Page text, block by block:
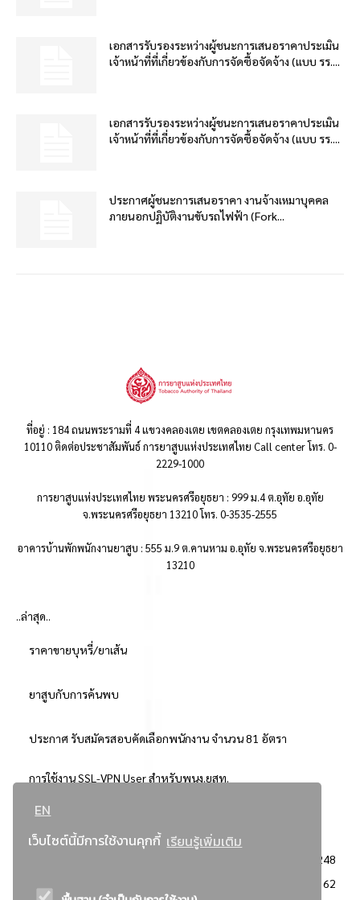
EN
เว็บไซต์นี้มีการใช้งานคุกกี้ เรียนรู้เพิ่มเติม
เอกสารรับรองระหว่างผู้ชนะการเสนอราคาประเมิน
เจ้าหน้าที่ที่เกี่ยวข้องกับการจัดซื้อจัดจ้าง (แบบ รร....
เอกสารรับรองระหว่างผู้ชนะการเสนอราคาประเมิน
เจ้าหน้าที่ที่เกี่ยวข้องกับการจัดซื้อจัดจ้าง (แบบ รร....
ประกาศผู้ชนะการเสนอราคา งานจ้างเหมาบุคคล
ภายนอกปฏิบัติงานขับรถไฟฟ้า (Fork...
ที่อยู่ : 184 ถนนพระรามที่ 4 แขวงคลองเตย เขตคลองเตย กรุงเทพมหานคร
10110 ติดต่อประชาสัมพันธ์ การยาสูบแห่งประเทศไทย Call center โทร. 0-
2229-1000
การยาสูบแห่งประเทศไทย พระนครศรีอยุธยา : 999 ม.4 ต.อุทัย อ.อุทัย
จ.พระนครศรีอยุธยา 13210 โทร. 0-3535-2555
อาคารบ้านพักพนักงานยาสูบ : 555 ม.9 ต.คานหาม อ.อุทัย จ.พระนครศรีอยุธยา
13210
..ล่าสุด..
ราคาขายบุหรี่/ยาเส้น
ยาสูบกับการค้นพบ
ประกาศ รับสมัครสอบคัดเลือกพนักงาน จำนวน 81 อัตรา
การใช้งาน SSL-VPN User สำหรับพนง.ยสท.
..ยอดนิยม..
3248
2362